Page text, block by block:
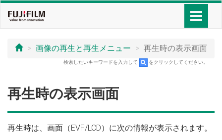
画像の再生と再生メニュー 再生時の表示画面
検索したいキーワードを入力して をクリックしてください。
再生時の表示画面
再生時は、画面（EVF/LCD）に次の情報が表示されます。